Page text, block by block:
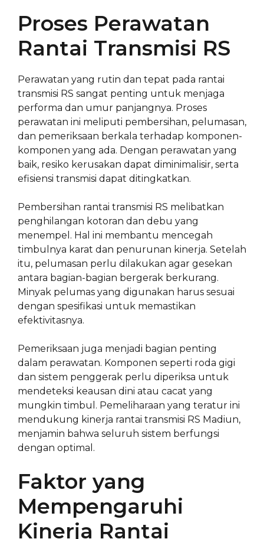
Proses Perawatan
Rantai Transmisi RS
Perawatan yang rutin dan tepat pada rantai
transmisi RS sangat penting untuk menjaga
performa dan umur panjangnya. Proses
perawatan ini meliputi pembersihan, pelumasan,
dan pemeriksaan berkala terhadap komponen-
komponen yang ada. Dengan perawatan yang
baik, resiko kerusakan dapat diminimalisir, serta
efisiensi transmisi dapat ditingkatkan.
Pembersihan rantai transmisi RS melibatkan
penghilangan kotoran dan debu yang
menempel. Hal ini membantu mencegah
timbulnya karat dan penurunan kinerja. Setelah
itu, pelumasan perlu dilakukan agar gesekan
antara bagian-bagian bergerak berkurang.
Minyak pelumas yang digunakan harus sesuai
dengan spesifikasi untuk memastikan
efektivitasnya.
Pemeriksaan juga menjadi bagian penting
dalam perawatan. Komponen seperti roda gigi
dan sistem penggerak perlu diperiksa untuk
mendeteksi keausan dini atau cacat yang
mungkin timbul. Pemeliharaan yang teratur ini
mendukung kinerja rantai transmisi RS Madiun,
menjamin bahwa seluruh sistem berfungsi
dengan optimal.
Faktor yang
Mempengaruhi
Kinerja Rantai